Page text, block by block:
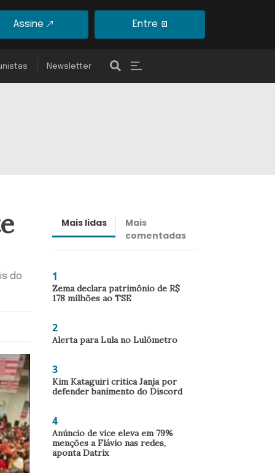
Assine Entre
Newsletter
do
Mais lidas
Mais
comentadas
1
Zema declara patrimônio de R$
178 milhões ao TSE
2
Alerta para Lula no Lulômetro
3
Kim Kataguiri critica Janja por
defender banimento do Discord
4
Anúncio de vice eleva em 79%
menções a Flávio nas redes,
aponta Datrix